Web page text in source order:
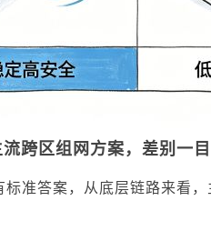
跨区组网方案，差别一
标准答案，从底层链路来看